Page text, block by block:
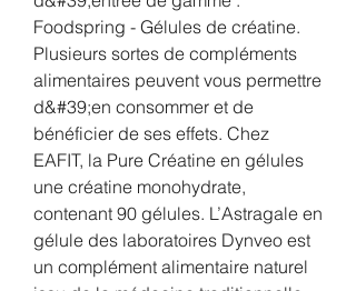
Foodspring - Gélules de créatine.
Plusieurs sortes de compléments
alimentaires peuvent vous permettre
d&#39;en consommer et de
bénéficier de ses effets. Chez
EAFIT, la Pure Créatine en gélules
une créatine monohydrate,
contenant 90 gélules. L’Astragale en
gélule des laboratoires Dynveo est
un complément alimentaire naturel